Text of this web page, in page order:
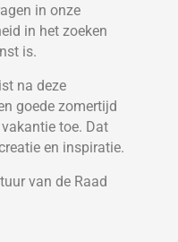
in onze
in het zoeken
is.
na deze
goede zomertijd
toe. Dat
en inspiratie.
van de Raad